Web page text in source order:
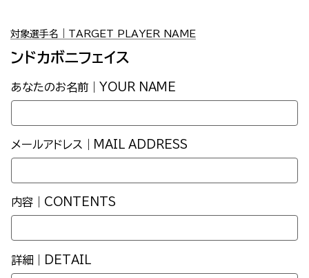
対象選手名｜TARGET PLAYER NAME
ンドカボニフェイス
あなたのお名前｜YOUR NAME
メールアドレス｜MAIL ADDRESS
内容｜CONTENTS
詳細｜DETAIL